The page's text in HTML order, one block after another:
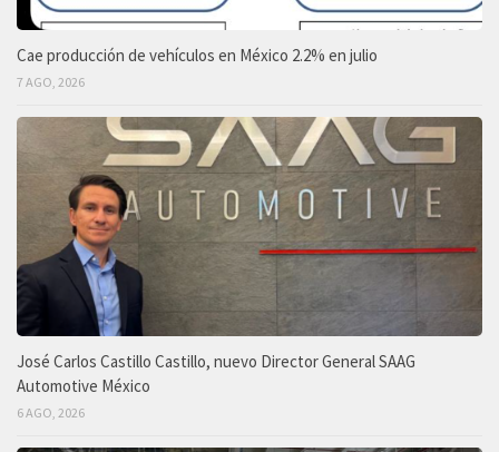
Cae producción de vehículos en México 2.2% en julio
7 AGO, 2026
José Carlos Castillo Castillo, nuevo Director General SAAG
Automotive México
6 AGO, 2026